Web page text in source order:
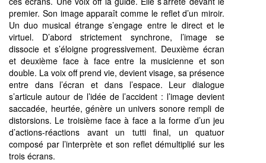
premier. Son image apparaît comme le reflet d’un miroir.
Un duo musical étrange s’engage entre le direct et le
virtuel. D’abord strictement synchrone, l’image se
dissocie et s’éloigne progressivement. Deuxième écran
et deuxième face à face entre la musicienne et son
double. La voix off prend vie, devient visage, sa présence
entre dans l’écran et dans l’espace. Leur dialogue
s’articule autour de l’idée de l’accident : l’image devient
saccadée, heurtée, génère un univers sonore rempli de
distorsions. Le troisième face à face a la forme d’un jeu
d’actions-réactions avant un tutti final, un quatuor
composé par l’interprète et son reflet démultiplié sur les
trois écrans.